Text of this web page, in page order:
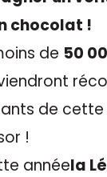
chocolat !
de 50
de
!
annéela